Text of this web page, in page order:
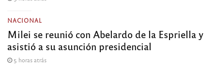
NACIONAL
Milei se reunió con Abelardo de la Espriella y
asistió a su asunción presidencial
5 horas atrás